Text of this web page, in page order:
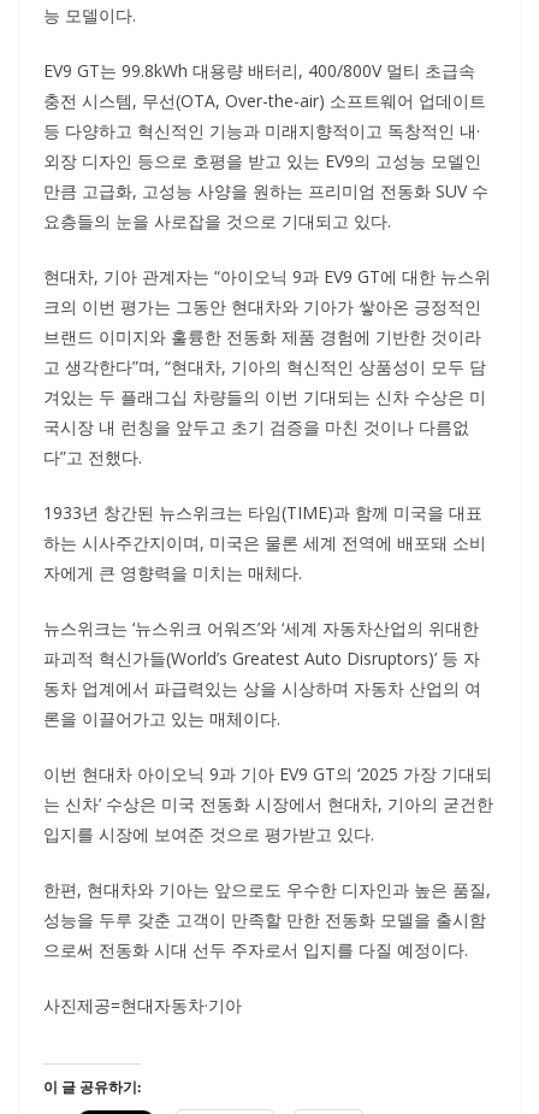
능 모델이다.
EV9 GT는 99.8kWh 대용량 배터리, 400/800V 멀티 초급속
충전 시스템, 무선(OTA, Over-the-air) 소프트웨어 업데이트
등 다양하고 혁신적인 기능과 미래지향적이고 독창적인 내·
외장 디자인 등으로 호평을 받고 있는 EV9의 고성능 모델인
만큼 고급화, 고성능 사양을 원하는 프리미엄 전동화 SUV 수
요층들의 눈을 사로잡을 것으로 기대되고 있다.
현대차, 기아 관계자는 “아이오닉 9과 EV9 GT에 대한 뉴스위
크의 이번 평가는 그동안 현대차와 기아가 쌓아온 긍정적인
브랜드 이미지와 훌륭한 전동화 제품 경험에 기반한 것이라
고 생각한다”며, “현대차, 기아의 혁신적인 상품성이 모두 담
겨있는 두 플래그십 차량들의 이번 기대되는 신차 수상은 미
국시장 내 런칭을 앞두고 초기 검증을 마친 것이나 다름없
다”고 전했다.
1933년 창간된 뉴스위크는 타임(TIME)과 함께 미국을 대표
하는 시사주간지이며, 미국은 물론 세계 전역에 배포돼 소비
자에게 큰 영향력을 미치는 매체다.
뉴스위크는 ‘뉴스위크 어워즈’와 ‘세계 자동차산업의 위대한
파괴적 혁신가들(World’s Greatest Auto Disruptors)’ 등 자
동차 업계에서 파급력있는 상을 시상하며 자동차 산업의 여
론을 이끌어가고 있는 매체이다.
이번 현대차 아이오닉 9과 기아 EV9 GT의 ‘2025 가장 기대되
는 신차’ 수상은 미국 전동화 시장에서 현대차, 기아의 굳건한
입지를 시장에 보여준 것으로 평가받고 있다.
한편, 현대차와 기아는 앞으로도 우수한 디자인과 높은 품질,
성능을 두루 갖춘 고객이 만족할 만한 전동화 모델을 출시함
으로써 전동화 시대 선두 주자로서 입지를 다질 예정이다.
사진제공=현대자동차·기아
이 글 공유하기: